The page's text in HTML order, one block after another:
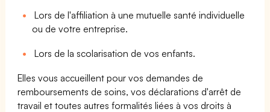
Lors de l'affiliation à une mutuelle santé individuelle
ou de votre entreprise.
Lors de la scolarisation de vos enfants.
Elles vous accueillent pour vos demandes de
remboursements de soins, vos déclarations d'arrêt de
travail et toutes autres formalités liées à vos droits à